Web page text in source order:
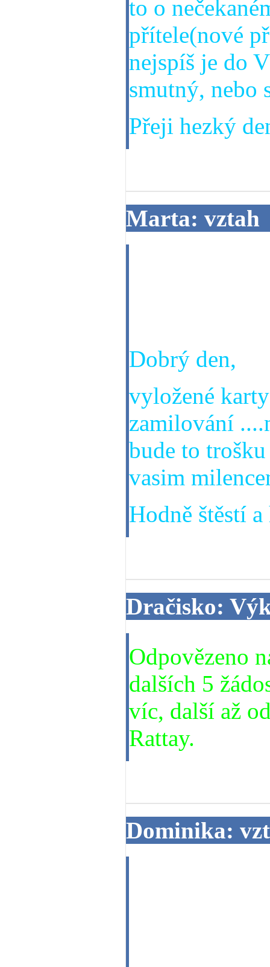
to o
přítele(nové
nejspíš je do
smutný, nebo
Přeji hezký
Marta: vztah
Dobrý den,
vyložené
zamilování
bude to trošku
vasim
Hodně štěstí
Dračisko:
Odpovězeno
dalších 5
víc, další až
Rattay.
Dominika: